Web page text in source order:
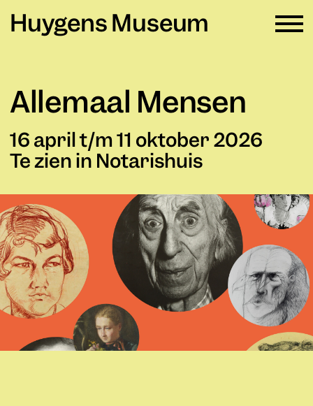
Huygens Museum
Zien en doen→
Educatie
Huygens Museum →
Privacy en cookies →
Colofon →
Allemaal Mensen
16 april t/m 11 oktober 2026
Te zien in Notarishuis